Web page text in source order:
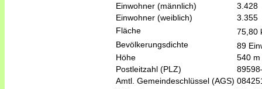
Einwohner (männlich)
3.428
Einwohner (weiblich)
3.355
Fläche
75,80
Bevölkerungsdichte
89
Höhe
540 m
Postleitzahl (PLZ)
Amtl. Gemeindeschlüssel (AGS)